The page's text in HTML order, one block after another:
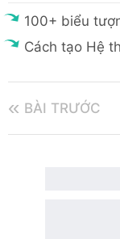
100+ biểu
Cách tạo Hệ
BÀI TRƯỚC